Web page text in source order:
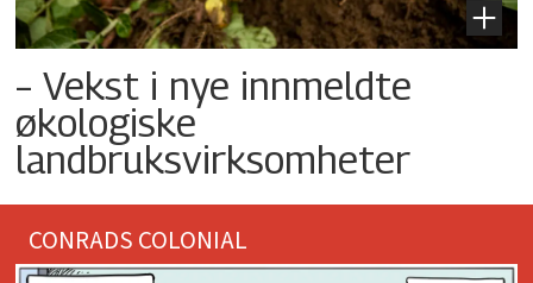
– Vekst i nye innmeldte
økologiske
landbruksvirksomheter
CONRADS COLONIAL